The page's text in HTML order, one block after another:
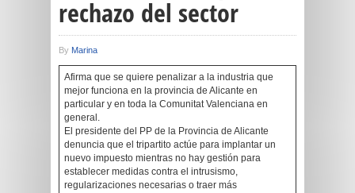
rechazo del sector
By Marina
Afirma que se quiere penalizar a la industria que
mejor funciona en la provincia de Alicante en
particular y en toda la Comunitat Valenciana en
general.
El presidente del PP de la Provincia de Alicante
denuncia que el tripartito actúe para implantar un
nuevo impuesto mientras no hay gestión para
establecer medidas contra el intrusismo,
regularizaciones necesarias o traer más